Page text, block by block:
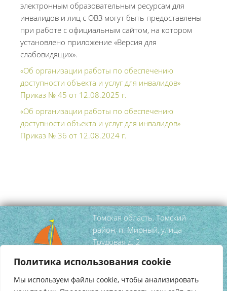
Политика использования cookie
Мы используем файлы cookie, чтобы анализировать
электронным образовательным ресурсам для
инвалидов и лиц с ОВЗ могут быть предоставлены
при работе с официальным сайтом, на котором
установлено приложение «Версия для
слабовидящих».
«Об организации работы по обеспечению
доступности объекта и услуг для инвалидов»
Приказ № 45 от 12.08.2025 г.
«Об организации работы по обеспечению
доступности объекта и услуг для инвалидов»
Приказ № 36 от 12.08.2024 г.
Томская область, Томский
район, п. Мирный, улица
Трудовая д. 2
тел/факс(3822) 95 52 99
mirniy-
dshi@tomsky.gov70.ru